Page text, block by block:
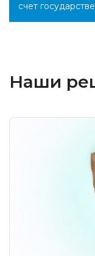
счет
Наши